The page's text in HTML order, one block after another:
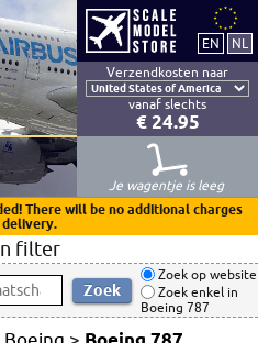
Verzendkosten naar
vanaf slechts
€ 24.95
Je wagentje is leeg
There will be no additional charges
delivery.
filter
Zoek op website
Zoek enkel in
Boeing 787